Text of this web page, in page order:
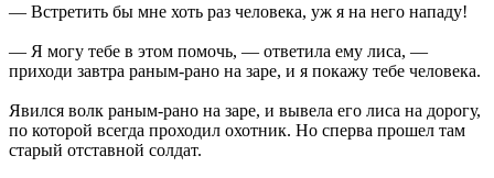
— Встретить бы мне хоть раз человека, уж я на него нападу!
— Я могу тебе в этом помочь, — ответила ему лиса, —
приходи завтра раным-рано на заре, и я покажу тебе человека.
Явился волк раным-рано на заре, и вывела его лиса на дорогу,
по которой всегда проходил охотник. Но сперва прошел там
старый отставной солдат.